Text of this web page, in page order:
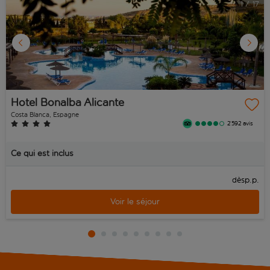
1 / 17
Hotel Bonalba Alicante
Costa Blanca, Espagne
2’592 avis
Ce qui est inclus
dèsp.p.
Voir le séjour